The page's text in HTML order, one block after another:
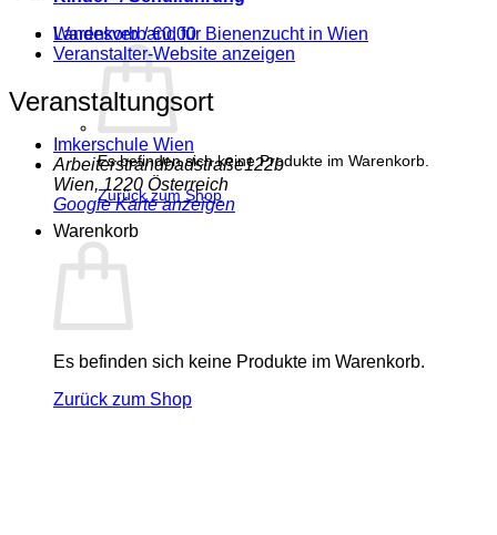
Warenkorb /€0,00
Es befinden sich keine Produkte im Warenkorb.
Zurück zum Shop
Warenkorb
Es befinden sich keine Produkte im Warenkorb.
Zurück zum Shop
Landesverband für Bienenzucht in Wien
Veranstalter-Website anzeigen
Veranstaltungsort
Imkerschule Wien
Arbeiterstrandbadstraße122b
Wien, 1220 Österreich
Google Karte anzeigen